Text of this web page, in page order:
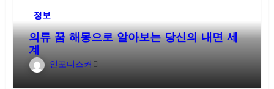
정보
의류 꿈 해몽으로 알아보는 당신의 내면 세
계
인포디스커